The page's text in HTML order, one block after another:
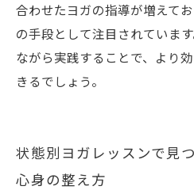
合わせたヨガの指導が増えて
の手段として注目されていま
ながら実践することで、より
きるでしょう。
状態別ヨガレッスンで見
心身の整え方